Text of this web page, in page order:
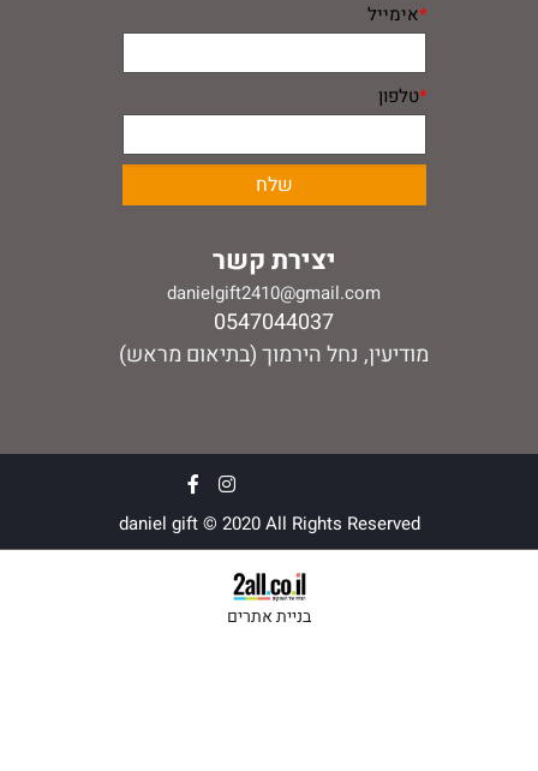
אימייל
טלפון
יצירת קשר
danielgift2410@gmail.com
0547044037
מודיעין, נחל הירמוך (בתיאום מראש)
daniel gift © 2020 All Rights Reserved
בניית אתרים